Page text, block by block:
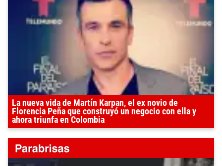
La nueva vida de Martín Karpan, el ex novio de
Florencia Peña que construyó un negocio con ella y
ahora triunfa en Colombia